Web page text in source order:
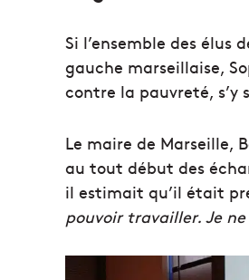
Si l’ensemble des élus
gauche marseillaise,
contre la pauvreté, s’y
Le maire de Marseille,
au tout début des
il estimait qu’il était
pouvoir travailler. Je